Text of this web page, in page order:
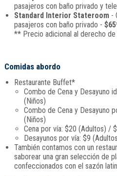
pasajeros con baño privado y
Standard Interior Stateroom-
pasajeros con baño privado - $65
** Precio adicional al derecho de
Comidas abordo
Restaurante Buffet*
Combo de Cena y Desayuno
(Niños)
Combo de Cena y Desayuno
(Niños)
Cena por vía: $20 (Adultos) /
Desayunos por vía: $9
También contamos con un
saborear una gran selección de
confeccionados con el sazón